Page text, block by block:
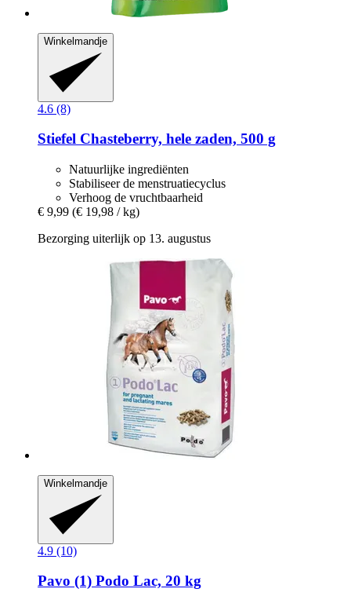
Winkelmandje
4.6 (8)
Stiefel Chasteberry, hele zaden, 500 g
Natuurlijke ingrediënten
Stabiliseer de menstruatiecyclus
Verhoog de vruchtbaarheid
€ 9,99 (€ 19,98 / kg)
Bezorging uiterlijk op 13. augustus
Winkelmandje
4.9 (10)
Pavo (1) Podo Lac, 20 kg